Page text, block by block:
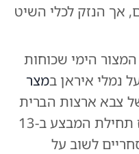
אך הנזק לכלי השיט
הימי שכוחות
נמלי איראן במצר
צבא ארצות הברית
חשף בימים האחרונים כי מאז תחילת המבצע ב-13
שיט מסחריים לשוב על